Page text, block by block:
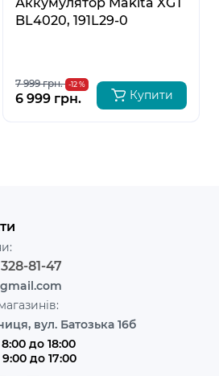
BL4020, 191L29-0
7 999 грн. -12 %
6 999 грн. Купити
81-47
вул. Батозька 16б
до 18:00
до 17:00